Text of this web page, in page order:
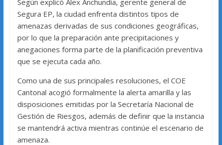
Segura EP, la ciudad enfrenta distintos tipos de
amenazas derivadas de sus condiciones geográficas,
por lo que la preparación ante precipitaciones y
anegaciones forma parte de la planificación preventiva
que se ejecuta cada año.
Como una de sus principales resoluciones, el COE
Cantonal acogió formalmente la alerta amarilla y las
disposiciones emitidas por la Secretaría Nacional de
Gestión de Riesgos, además de definir que la instancia
se mantendrá activa mientras continúe el escenario de
amenaza.